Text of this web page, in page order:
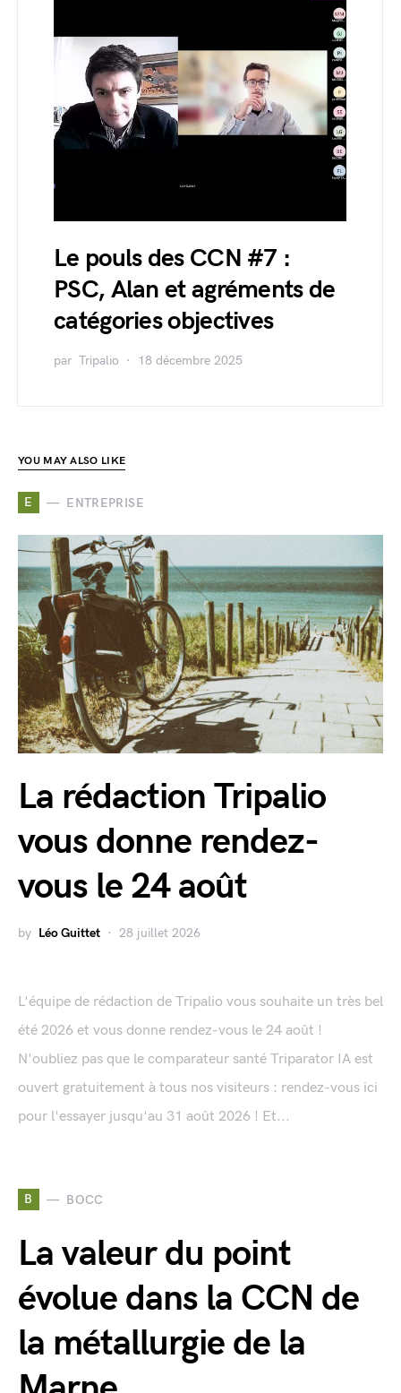
Le pouls des CCN #7 :
PSC, Alan et agréments de
catégories objectives
par Tripalio 18 décembre 2025
YOU MAY ALSO LIKE
E ENTREPRISE
La rédaction Tripalio
vous donne rendez-
vous le 24 août
by Léo Guittet 28 juillet 2026
L'équipe de rédaction de Tripalio vous souhaite un très bel
été 2026 et vous donne rendez-vous le 24 août !
N'oubliez pas que le comparateur santé Triparator IA est
ouvert gratuitement à tous nos visiteurs : rendez-vous ici
pour l'essayer jusqu'au 31 août 2026 ! Et...
B BOCC
La valeur du point
évolue dans la CCN de
la métallurgie de la